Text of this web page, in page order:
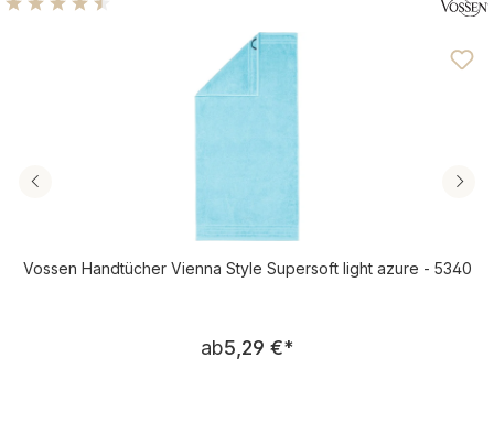
Durchschnittliche Bewertung von 4.58 von 5 Sternen
Vossen Handtücher Vienna Style Supersoft light azure - 5340
Regulärer Preis:
ab5,29 €*